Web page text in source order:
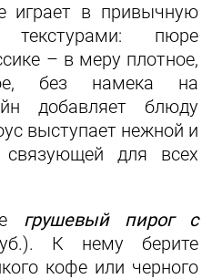
играет в привычную
пюре
– в меру плотное,
без намека на
добавляет блюду
выступает нежной и
связующей для всех
грушевый пирог с
К нему берите
кофе или черного